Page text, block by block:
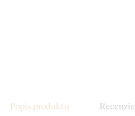
Popis produktu Recenzie